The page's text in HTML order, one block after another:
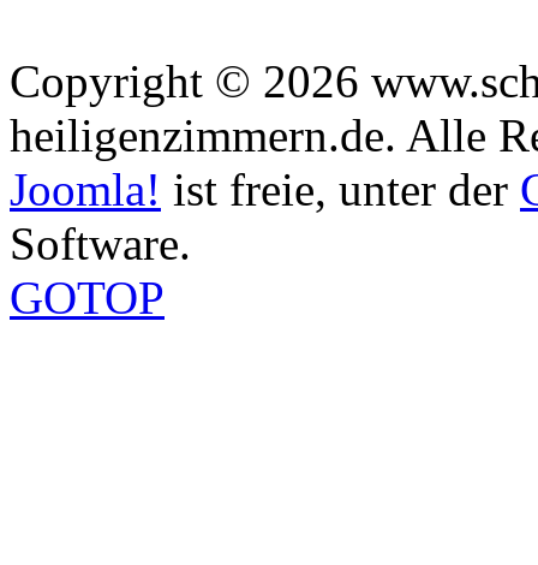
Copyright © 2026
heiligenzimmern.de. Alle
Joomla! ist freie, unter der
Software.
GOTOP